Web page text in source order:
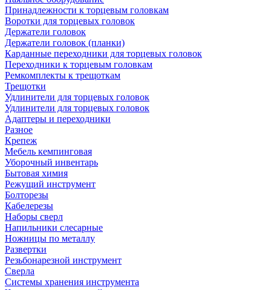
Принадлежности к торцевым головкам
Воротки для торцевых головок
Держатели головок
Держатели головок (планки)
Карданные переходники для торцевых головок
Переходники к торцевым головкам
Ремкомплекты к трещоткам
Трещотки
Удлинители для торцевых головок
Удлинители для торцевых головок
Адаптеры и переходники
Разное
Крепеж
Мебель кемпинговая
Уборочный инвентарь
Бытовая химия
Режущий инструмент
Болторезы
Кабелерезы
Наборы сверл
Напильники слесарные
Ножницы по металлу
Развертки
Резьбонарезной инструмент
Сверла
Системы хранения инструмента